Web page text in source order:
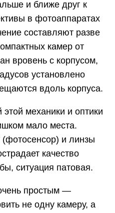
и ближе друг к
в фотоаппаратах
составляют разве
камер от
вровень с корпусом,
установлено
вдоль корпуса.
механики и оптики
мало места.
и линзы
качество
ситуация патовая.
простым —
не одну камеру, а